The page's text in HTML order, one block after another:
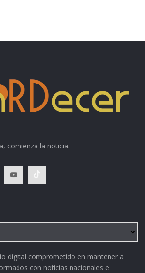
comienza la noticia.
digital comprometido en mantener a
con noticias nacionales e